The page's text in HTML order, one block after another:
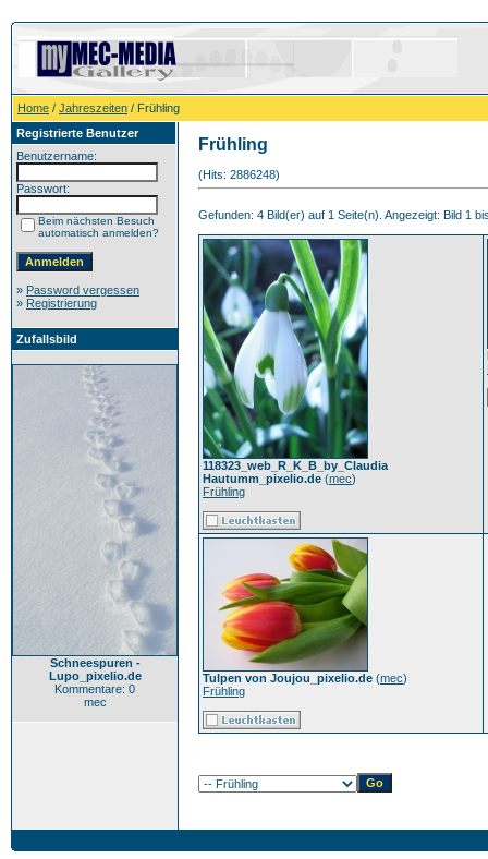
Home / Jahreszeiten / Frühling
Registrierte Benutzer
Benutzername:
Passwort:
Beim nächsten Besuch
automatisch anmelden?
» Password vergessen
» Registrierung
Zufallsbild
Schneespuren -
Lupo_pixelio.de
Kommentare: 0
mec
Frühling
(Hits: 2886248)
Gefunden: 4 Bild(er) auf 1 Seite(n). Angezeigt: Bild 1
118323_web_R_K_B_by_Claudia
Hautumm_pixelio.de (mec)
Frühling
Tulpen von Joujou_pixelio.de (mec)
Frühling